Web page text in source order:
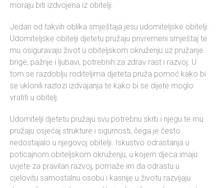
moraju biti izdvojena iz obitelji.
Jedan od takvih oblika smještaja jesu udomiteljske obitelji.
Udomiteljske obitelji djetetu pružaju privremeni smještaj te
mu osiguravaju život u obiteljskom okruženju uz pružanje
brige, pažnje i ljubavi, potrebnih za zdrav rast i razvoj. U
tom se razdoblju roditeljima djeteta pruža pomoć kako bi
se uklonili razlozi izdvajanja te kako bi se dijete moglo
vratiti u obitelj.
Udomitelji djetetu pružaju svu potrebnu skrb i njegu te mu
pružaju osjećaj strukture i sigurnosti, čega je često
nedostajalo u njegovoj obitelji. Iskustvo odrastanja u
poticajnom obiteljskom okruženju, u kojem djeca imaju
uvjete za pravilan razvoj, pomaže im da odrastu u
cjelovitu samostalnu osobu i kasnije u životu razvijaju